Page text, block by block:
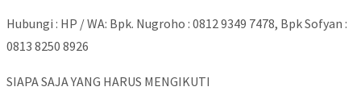
Hubungi : HP / WA: Bpk. Nugroho : 0812 9349 7478, Bpk Sofyan :
0813 8250 8926
SIAPA SAJA YANG HARUS MENGIKUTI